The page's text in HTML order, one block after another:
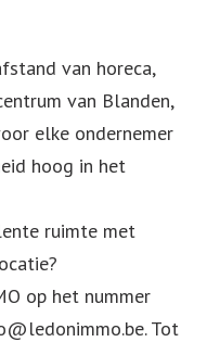
van horeca,
van Blanden,
elke ondernemer
hoog in het
ruimte met
op het nummer
Tot